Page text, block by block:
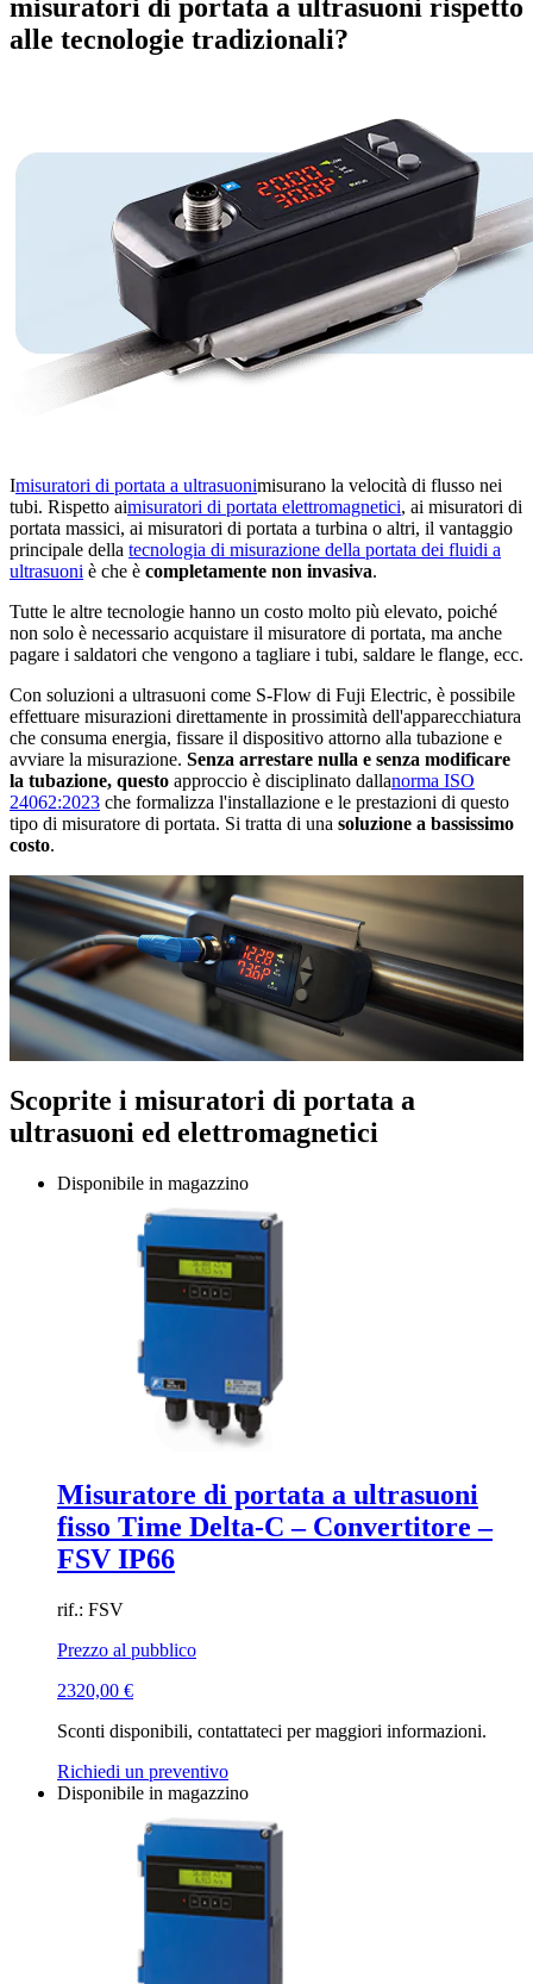
misuratori di portata a ultrasuoni rispetto
alle tecnologie tradizionali?
Imisuratori di portata a ultrasuonimisurano la velocità di flusso nei
tubi. Rispetto aimisuratori di portata elettromagnetici, ai misuratori di
portata massici, ai misuratori di portata a turbina o altri, il vantaggio
principale della tecnologia di misurazione della portata dei fluidi a
ultrasuoni è che è completamente non invasiva.
Tutte le altre tecnologie hanno un costo molto più elevato, poiché
non solo è necessario acquistare il misuratore di portata, ma anche
pagare i saldatori che vengono a tagliare i tubi, saldare le flange, ecc.
Con soluzioni a ultrasuoni come S-Flow di Fuji Electric, è possibile
effettuare misurazioni direttamente in prossimità dell'apparecchiatura
che consuma energia, fissare il dispositivo attorno alla tubazione e
avviare la misurazione. Senza arrestare nulla e senza modificare
la tubazione, questo approccio è disciplinato dallanorma ISO
24062:2023 che formalizza l'installazione e le prestazioni di questo
tipo di misuratore di portata. Si tratta di una soluzione a bassissimo
costo.
Scoprite i misuratori di portata a
ultrasuoni ed elettromagnetici
Disponibile in magazzino
Misuratore di portata a ultrasuoni
fisso Time Delta-C – Convertitore –
FSV IP66
rif.: FSV
Prezzo al pubblico
2320,00 €
Sconti disponibili, contattateci per maggiori informazioni.
Richiedi un preventivo
Disponibile in magazzino